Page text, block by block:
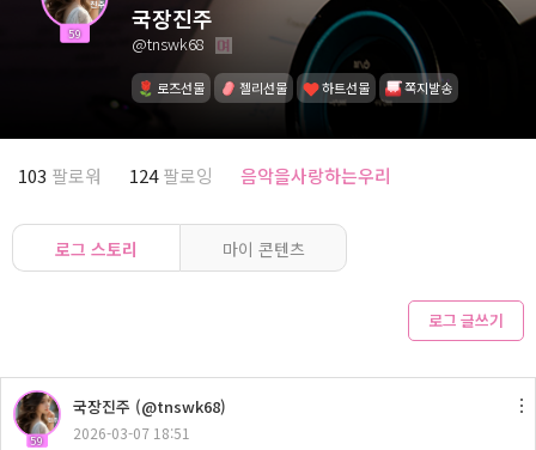
59 국장진주
@tnswk68
로즈선물 젤리선물 하트선물 쪽지발송
103 팔로워 124팔로잉 음악을사랑하는우리
로그 스토리 마이 콘텐츠
로그 글쓰기
59
국장진주 (@tnswk68)
2026-03-07 18:51